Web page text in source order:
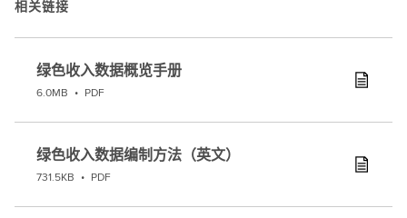
相关链接
绿色收入数据概览手册
6.0MB • PDF
绿色收入数据编制方法（英文）
731.5KB • PDF